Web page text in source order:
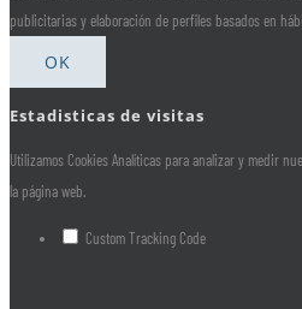
publicitarias y elaboración de perfiles basados en
OK
Estadisticas de visitas
Utilizamos Cookies Analíticas para analizar y medir
la página web.
Custom Tracking Code